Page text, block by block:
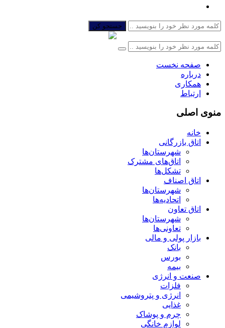
جستجو کن
صفحه نخست
درباره
همکاری
ارتباط
منوی اصلی
خانه
اتاق بازرگانی
شهرستان‌ها
اتاق‌های مشترک
تشکل‌ها
اتاق اصناف
شهرستان‌ها
اتحادیه‌ها
اتاق تعاون
شهرستان‌ها
تعاونی‌ها
بازار پولی و مالی
بانک
بورس
بیمه
صنعت و انرژی
فلزات
انرژی و پتروشیمی
غذایی
چرم و پوشاک
لوازم خانگی